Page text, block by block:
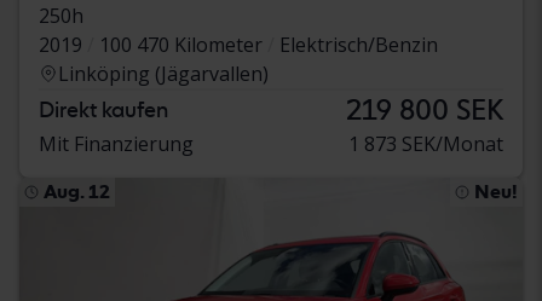
250h
2019
100 470 Kilometer
Elektrisch/Benzin
Linköping (Jägarvallen)
Direkt kaufen 219 800 SEK
Mit Finanzierung 1 873 SEK/Monat
Aug. 12 Neu!